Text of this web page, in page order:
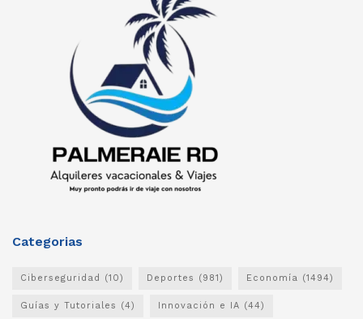
Categorias
Ciberseguridad (10) Deportes (981) Economía (1494)
Guías y Tutoriales (4) Innovación e IA (44)